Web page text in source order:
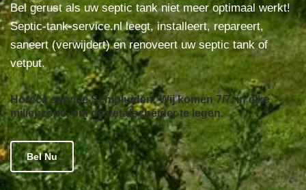
Bel gerust als uw septic tank niet meer optimaal werkt!
Septic-tank-service.nl leegt, installeert, repareert,
saneert (verwijdert) en renoveert uw septic tank of
vetput.
Horeca service Schipluiden: Wij komen 7/7, in elke
milieuzone, om de vetafscheider te legen.
Bel Nu